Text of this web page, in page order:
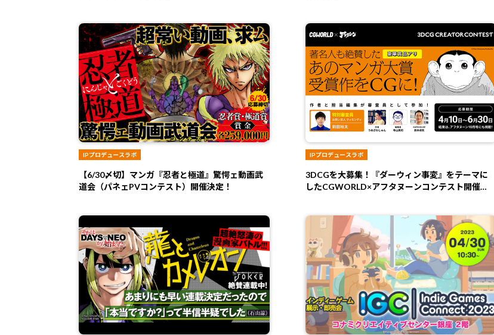
IPプロデュースラボ
【6/30〆切】マンガ『忍者と極道』驚愕ェ動画武
道会（パネェPVコンテスト）開催決定！
IPプロデュースラボ
3DCGを大募集！『ダーウィン事変』をテーマに
したCGWORLD×アフタヌーンコンテスト開催